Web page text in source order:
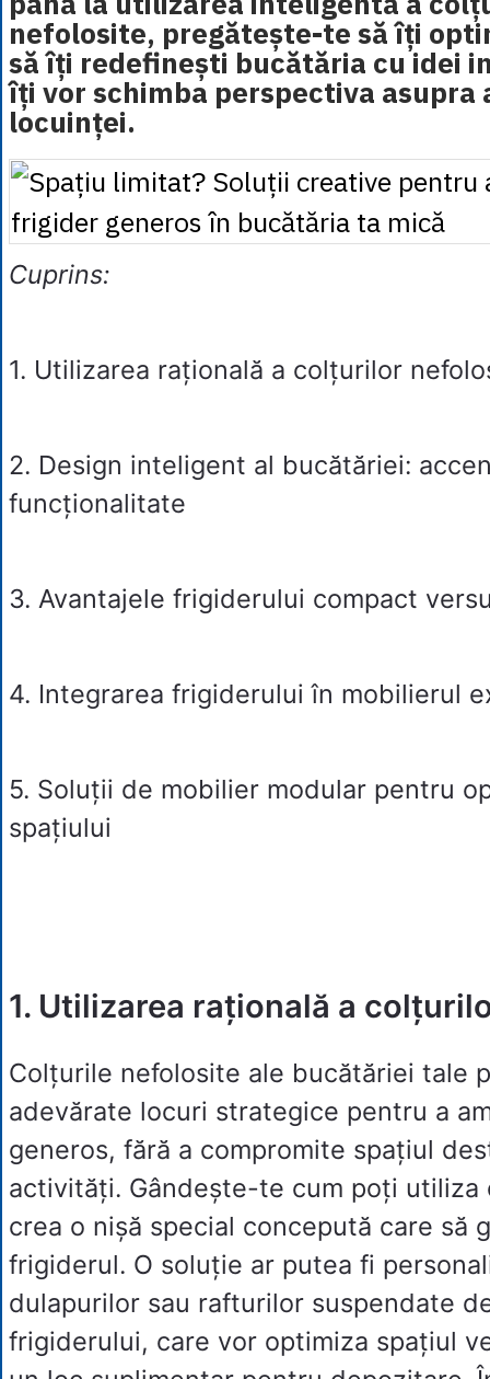
nefolosite, pregătește-te să îți
să îți redefinești bucătăria cu idei
îți vor schimba perspectiva asupra
locuinței.
Cuprins:
1. Utilizarea rațională a colțurilor
2. Design inteligent al bucătăriei:
funcționalitate
3. Avantajele frigiderului compact
4. Integrarea frigiderului în mobilierul
5. Soluții de mobilier modular pentru
spațiului
1. Utilizarea rațională a
Colțurile nefolosite ale bucătăriei tale
adevărate locuri strategice pentru a
generos, fără a compromite spațiul
activități. Gândește-te cum poți utiliza
crea o nișă special concepută care să
frigiderul. O soluție ar putea fi
dulapurilor sau rafturilor suspendate
frigiderului, care vor optimiza spațiul